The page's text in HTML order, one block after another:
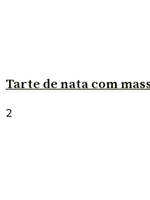
Tarte de nata com
2